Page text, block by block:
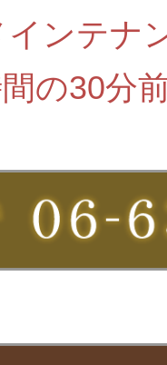
ンテナ
の30分